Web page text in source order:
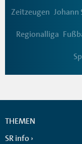
Zeitzeugen Johann
Regionalliga
THEMEN
SR info